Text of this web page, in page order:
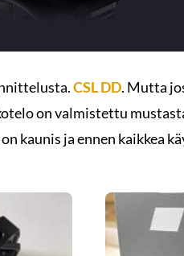
CSL DD. Mutta
on valmistettu
kaunis ja ennen kaikkea